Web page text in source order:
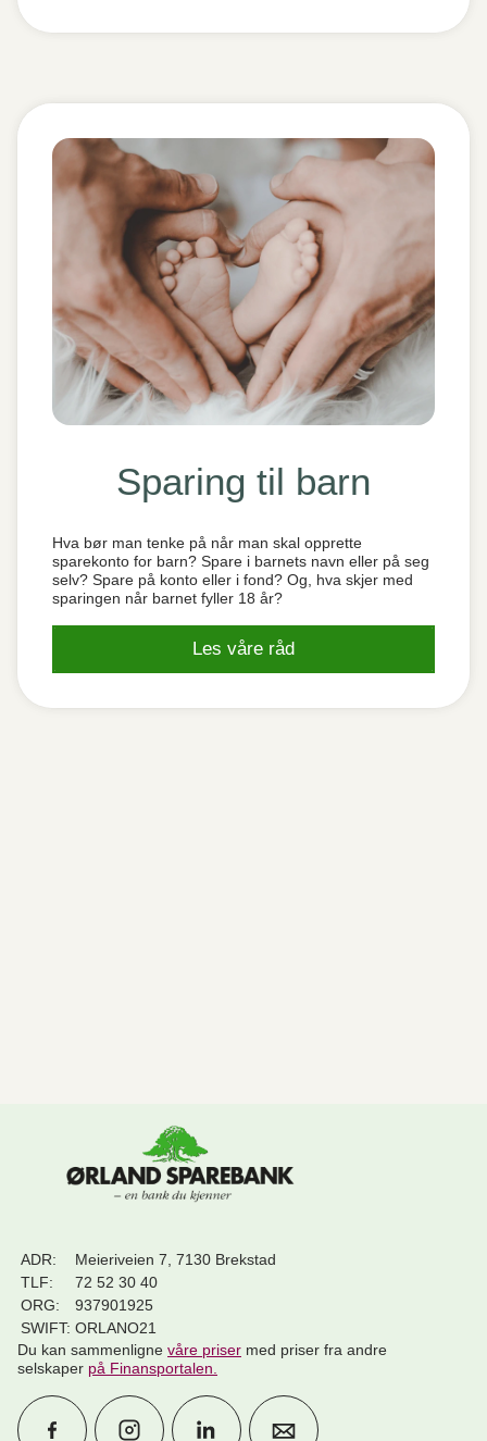
Sparing til barn
Hva bør man tenke på når man skal opprette
sparekonto for barn? Spare i barnets navn eller på seg
selv? Spare på konto eller i fond? Og, hva skjer med
sparingen når barnet fyller 18 år?
Les våre råd
ADR:
Meieriveien 7, 7130 Brekstad
TLF:
72 52 30 40
ORG:
937901925
SWIFT: ORLANO21
Du kan sammenligne våre priser med priser fra andre
selskaper på Finansportalen